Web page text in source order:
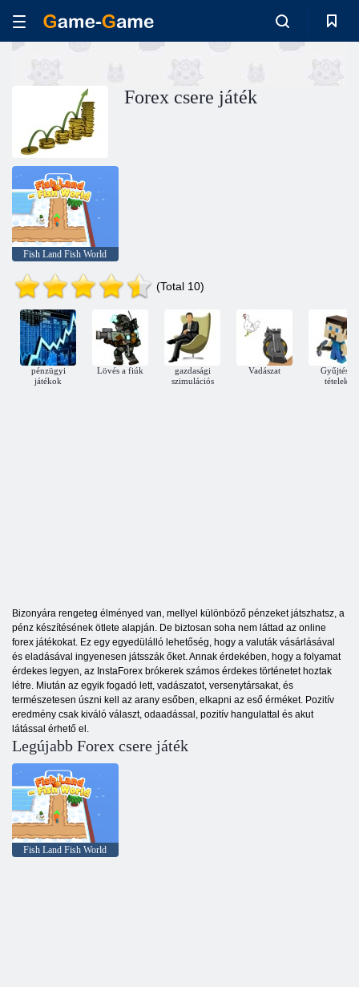
Forex csere játék
Fish Land Fish World
(Total 10)
pénzügyi
játékok
Lövés a fiúk
gazdasági
szimulációs
Vadászat
Gyűjtése
tételek
Bizonyára rengeteg élményed van, mellyel különböző pénzeket játszhatsz, a
pénz készítésének ötlete alapján. De biztosan soha nem láttad az online
forex játékokat. Ez egy egyedülálló lehetőség, hogy a valuták vásárlásával
és eladásával ingyenesen játsszák őket. Annak érdekében, hogy a folyamat
érdekes legyen, az InstaForex brókerek számos érdekes történetet hoztak
létre. Miután az egyik fogadó lett, vadászatot, versenytársakat, és
természetesen úszni kell az arany esőben, elkapni az eső érméket. Pozitív
eredmény csak kiváló választ, odaadással, pozitív hangulattal és akut
látással érhető el.
Legújabb Forex csere játék
Fish Land Fish World